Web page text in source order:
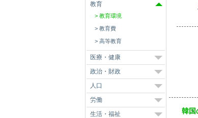
韓国
教育
教育環境
教育費
高等教育
医療・健康
政治・財政
人口
労働
生活・福祉